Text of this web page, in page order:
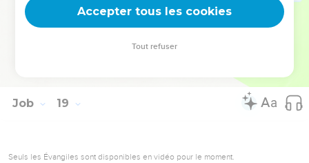
Les générations à venir seront étonnées de son sort et la
Job 19
Seuls les Évangiles sont disponibles en vidéo pour le moment.
Accepter tous les cookies
Tout refuser